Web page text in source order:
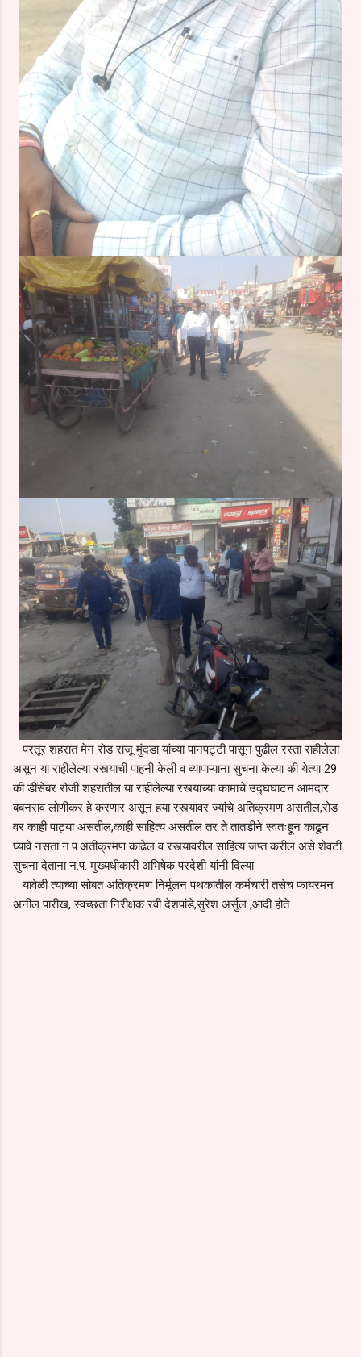
परतूर शहरात मेन रोड राजू मुंदडा यांच्या पानपट्टी पासून पुढील रस्ता राहीलेला
असून या राहीलेल्या रस्त्याची पाहनी केली व व्यापाऱ्याना सुचना केल्या की येत्या 29
की डींसेबर रोजी शहरातील या राहीलेल्या रस्त्याच्या कामाचे उद्घघाटन आमदार
बबनराव लोणीकर हे करणार असून हया रस्त्यावर ज्यांचे अतिक्रमण असतील,रोड
वर काही पाट्या असतील,काही साहित्य असतील तर ते तातडीने स्वतःहून काढून
घ्यावे नसता न.प.अतीक्रमण काढेल व रस्त्यावरील साहित्य जप्त करील असे शेवटी
सुचना देताना न.प. मुख्यधीकारी अभिषेक परदेशी यांनी दिल्या
यावेळी त्याच्या सोबत अतिक्रमण निर्मूलन पथकातील कर्मचारी तसेच फायरमन
अनील पारीख, स्वच्छता निरीक्षक रवी देशपांडे,सुरेश अर्सुल ,आदी होते